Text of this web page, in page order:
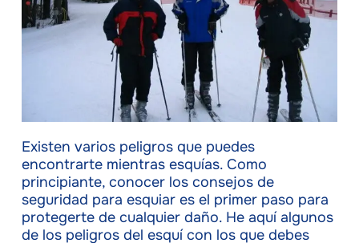
Existen varios peligros que puedes
encontrarte mientras esquías. Como
principiante, conocer los consejos de
seguridad para esquiar es el primer paso para
protegerte de cualquier daño. He aquí algunos
de los peligros del esquí con los que debes